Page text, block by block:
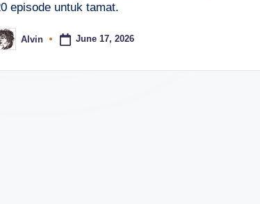
episode untuk tamat.
Alvin June 17, 2026